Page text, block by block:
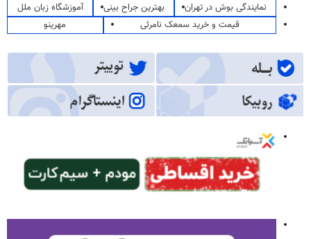
نمایندگی بوش در تهران
بهترین جراح بینی
آموزشگاه زبان ملل
قیمت و خرید سمعک نامرئی
مهرینو